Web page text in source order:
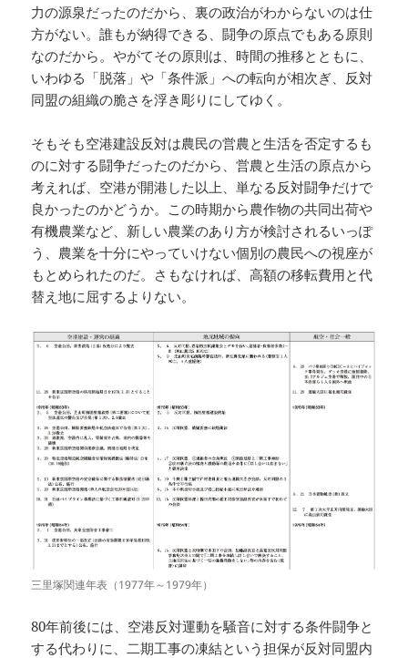
力の源泉だったのだから、裏の政治がわからないのは仕
方がない。誰もが納得できる、闘争の原点でもある原則
なのだから。やがてその原則は、時間の推移とともに、
いわゆる「脱落」や「条件派」への転向が相次ぎ、反対
同盟の組織の脆さを浮き彫りにしてゆく。
そもそも空港建設反対は農民の営農と生活を否定するも
のに対する闘争だったのだから、営農と生活の原点から
考えれば、空港が開港した以上、単なる反対闘争だけで
良かったのかどうか。この時期から農作物の共同出荷や
有機農業など、新しい農業のあり方が検討されるいっぽ
う、農業を十分にやっていけない個別の農民への視座が
もとめられたのだ。さもなければ、高額の移転費用と代
替え地に屈するよりない。
三里塚関連年表（1977年～1979年）
80年前後には、空港反対運動を騒音に対する条件闘争と
する代わりに、二期工事の凍結という担保が反対同盟内